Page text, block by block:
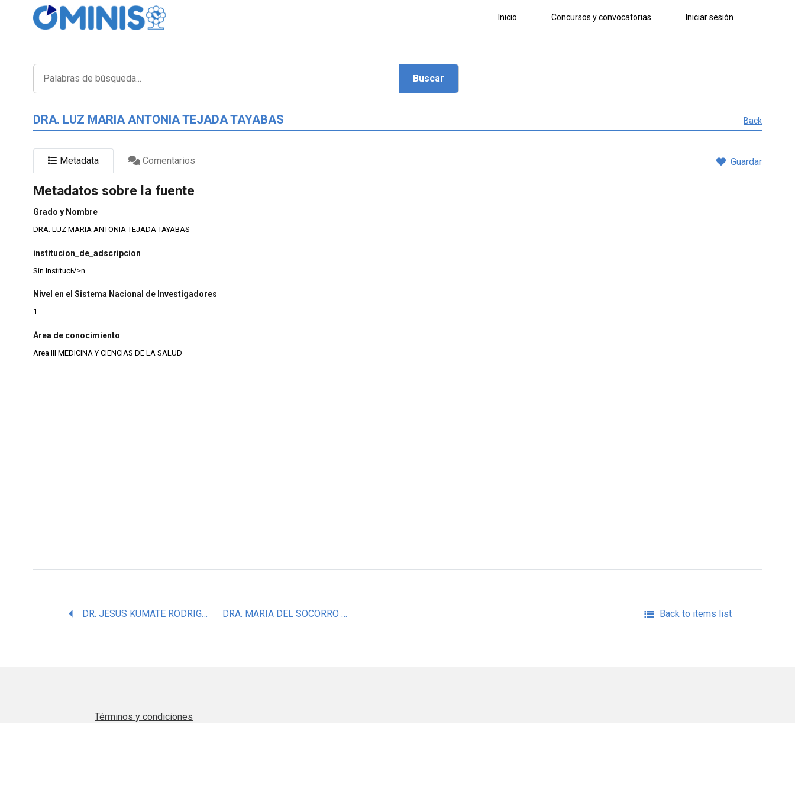
Inicio Concursos y convocatorias Iniciar sesión
DRA. LUZ MARIA ANTONIA TEJADA TAYABAS Back
Metadata Comentarios Guardar
Metadatos sobre la fuente
Grado y Nombre
DRA. LUZ MARIA ANTONIA TEJADA TAYABAS
institucion_de_adscripcion
Sin Instituci√≥n
Nivel en el Sistema Nacional de Investigadores
1
Área de conocimiento
Area III MEDICINA Y CIENCIAS DE LA SALUD
---
DR. JESUS KUMATE RODRIGUEZ DRA. MARIA DEL SOCORRO ROMERO FIGUEROA Back to items list
Términos y condiciones